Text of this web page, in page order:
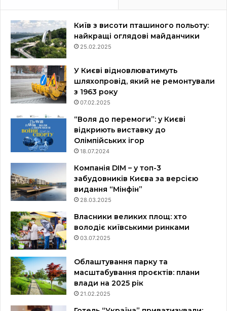
Київ з висоти пташиного польоту:
найкращі оглядові майданчики
25.02.2025
У Києві відновлюватимуть
шляхопровід, який не ремонтували
з 1963 року
07.02.2025
“Воля до перемоги”: у Києві
відкриють виставку до
Олімпійських ігор
18.07.2024
Компанія DIM – у топ-3
забудовників Києва за версією
видання “Мінфін”
28.03.2025
Власники великих площ: хто
володіє київськими ринками
03.07.2025
Облаштування парку та
масштабування проєктів: плани
влади на 2025 рік
21.02.2025